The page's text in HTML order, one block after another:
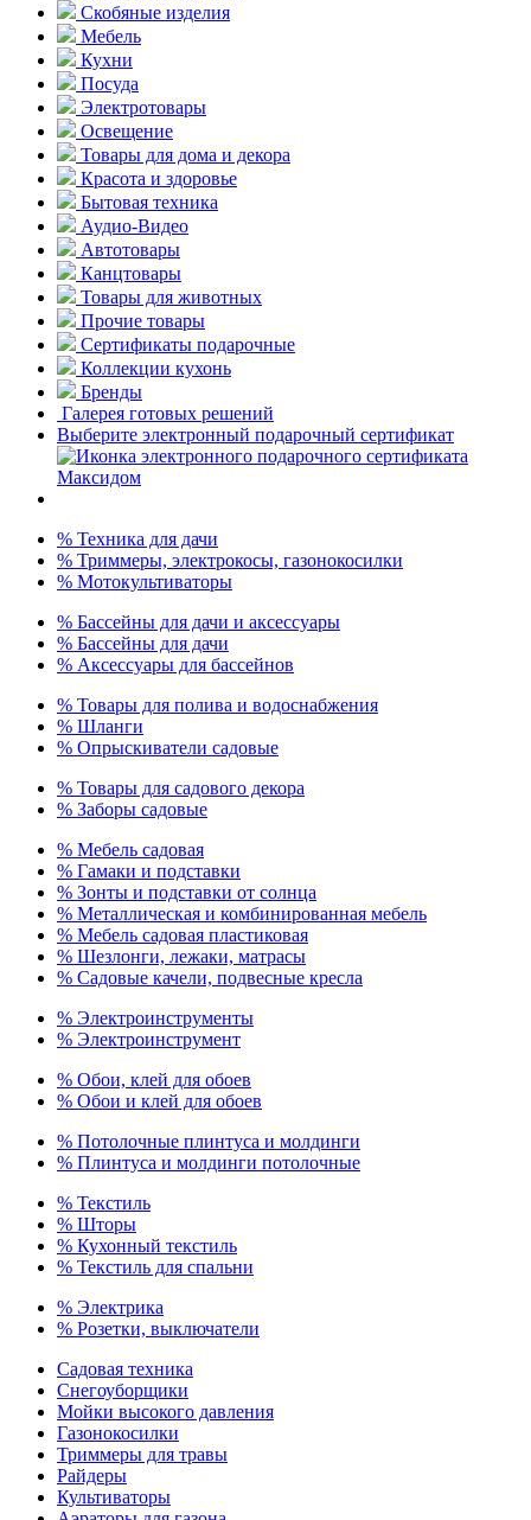
Скобяные изделия
Мебель
Кухни
Посуда
Электротовары
Освещение
Товары для дома и декора
Красота и здоровье
Бытовая техника
Аудио-Видео
Автотовары
Канцтовары
Товары для животных
Прочие товары
Сертификаты подарочные
Коллекции кухонь
Бренды
Галерея готовых решений
Выберите электронный подарочный сертификат
% Техника для дачи
% Триммеры, электрокосы, газонокосилки
% Мотокультиваторы
% Бассейны для дачи и аксессуары
% Бассейны для дачи
% Аксессуары для бассейнов
% Товары для полива и водоснабжения
% Шланги
% Опрыскиватели садовые
% Товары для садового декора
% Заборы садовые
% Мебель садовая
% Гамаки и подставки
% Зонты и подставки от солнца
% Металлическая и комбинированная мебель
% Мебель садовая пластиковая
% Шезлонги, лежаки, матрасы
% Садовые качели, подвесные кресла
% Электроинструменты
% Электроинструмент
% Обои, клей для обоев
% Обои и клей для обоев
% Потолочные плинтуса и молдинги
% Плинтуса и молдинги потолочные
% Текстиль
% Шторы
% Кухонный текстиль
% Текстиль для спальни
% Электрика
% Розетки, выключатели
Садовая техника
Снегоуборщики
Мойки высокого давления
Газонокосилки
Триммеры для травы
Райдеры
Культиваторы